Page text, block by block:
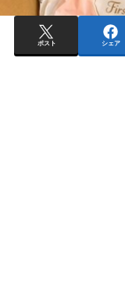
ポスト シェア